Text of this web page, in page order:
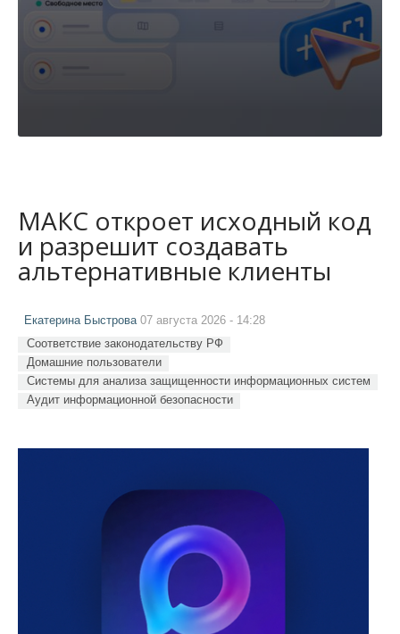
МАКС откроет исходный код
и разрешит создавать
альтернативные клиенты
Екатерина Быстрова 07 августа 2026 - 14:28
Соответствие законодательству РФ
Домашние пользователи
Системы для анализа защищенности информационных систем
Аудит информационной безопасности